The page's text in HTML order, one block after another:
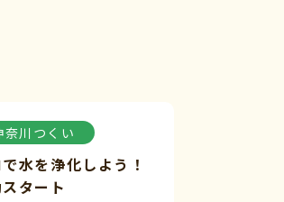
奈川つくい
水を浄化しよう！
タート